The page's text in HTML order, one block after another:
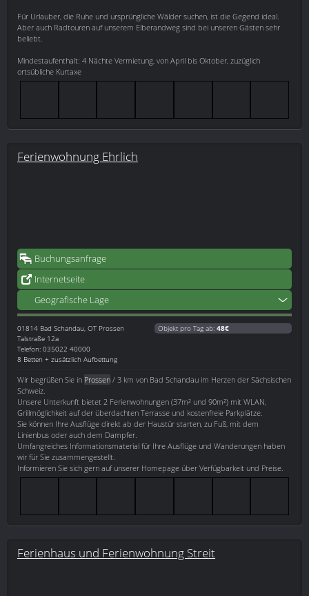
Für Urlauber, die Ruhe und ursprüngliche Wälder suchen, ist die Gegend ideal.
Aber auch Radtouren auf unserem Elberandweg sind bei unseren Gästen sehr
beliebt.
Mindestaufenthalt: 4 Nächte Vermietung, von April bis Oktober, zuzüglich
ortsübliche Kurtaxe
Ferienwohnung Ehrlich
Buchungsanfrage
Internetseite
Geografische Lage
01814 Bad Schandau, OT Prossen
Talstraße 12a
Telefon: 035022 40000
8 Betten + zusätzlich Aufbettung
Objekt pro Tag ab: 48€
Wir begrüßen Sie in Prossen / 3 km von Bad Schandau im Herzen der Sächsischen
Schweiz.
Unsere Unterkunft bietet 2 Ferienwohnungen (37m² und 90m²) mit WLAN,
Grillmöglichkeit auf der überdachten Terrasse und kostenfreie Parkplätze.
Sie können Ihre Ausflüge direkt ab der Haustür starten, zu Fuß, mit dem
Linienbus oder auch dem Dampfer.
Umfangreiches Informationsmaterial für Ihre Ausflüge und Wanderungen haben
wir für Sie zusammengestellt.
Informieren Sie sich gern auf unserer Homepage über Verfügbarkeit und Preise.
Ferienhaus und Ferienwohnung Streit